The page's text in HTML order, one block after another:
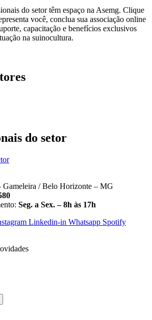
do setor têm espaço na Asemg. Clique
você, conclua sua associação online
capacitação e benefícios exclusivos
na suinocultura.
do setor
Gameleira / Belo Horizonte – MG
Seg. a Sex. – 8h às 17h
Linkedin-in Whatsapp Spotify